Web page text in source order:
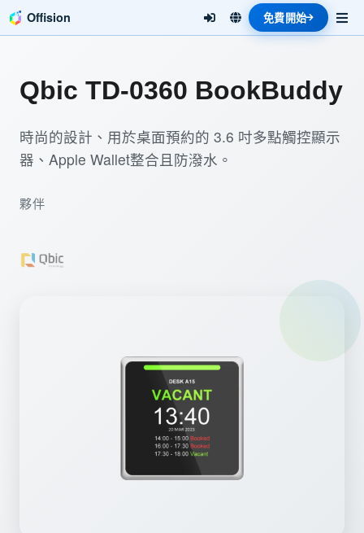
Offision 免費開始
Qbic TD-0360 BookBuddy
時尚的設計、用於桌面預約的 3.6 吋多點觸控顯示
器、Apple Wallet整合且防潑水。
夥伴